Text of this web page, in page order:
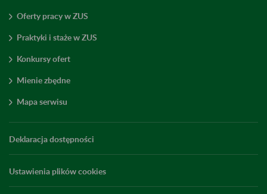
Oferty pracy w ZUS
Praktyki i staże w ZUS
Konkursy ofert
Mienie zbędne
Mapa serwisu
Deklaracja dostępności
Ustawienia plików cookies